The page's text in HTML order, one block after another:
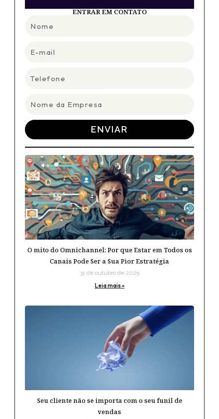
ENTRAR EM CONTATO
Empresa
ENVIAR
O mito do Omnichannel: Por que Estar em Todos os
Canais Pode Ser a Sua Pior Estratégia
31 de outubro de 2025
Leia mais »
Seu cliente não se importa com o seu funil de
vendas